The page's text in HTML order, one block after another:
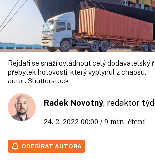
Rejdaři se snaží ovládnout celý doda­vatelský
přebytek hotovosti, který vyplynul z chaosu.
autor: Shutterstock
Radek Novotný, redaktor
24. 2. 2022 00:00 / 9 min. čtení
ODEBÍRAT AUTORA